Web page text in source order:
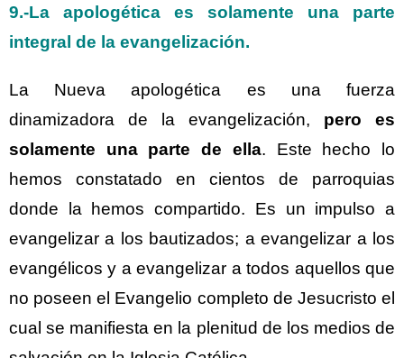
9.-La apologética es solamente una parte
integral de la evangelización.
La Nueva apologética es una fuerza
dinamizadora de la evangelización, pero es
solamente una parte de ella. Este hecho lo
hemos constatado en cientos de parroquias
donde la hemos compartido. Es un impulso a
evangelizar a los bautizados; a evangelizar a los
evangélicos y a evangelizar a todos aquellos que
no poseen el Evangelio completo de Jesucristo el
cual se manifiesta en la plenitud de los medios de